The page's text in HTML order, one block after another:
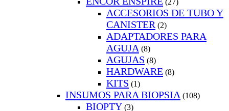
(27)
ACCESORIOS DE TUBO Y
CANISTER (2)
ADAPTADORES PARA
AGUJA (8)
AGUJAS (8)
HARDWARE (8)
KITS (1)
INSUMOS PARA BIOPSIA (108)
BIOPTY (3)